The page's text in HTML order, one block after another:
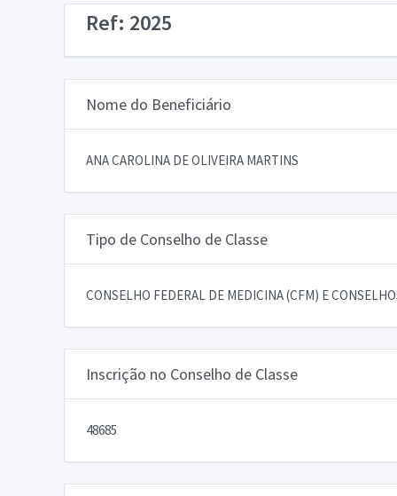
Ref: 2025
Nome do Beneficiário
ANA CAROLINA DE OLIVEIRA MARTINS
Tipo de Conselho de Classe
CONSELHO FEDERAL DE MEDICINA (CFM) E
Inscrição no Conselho de Classe
48685